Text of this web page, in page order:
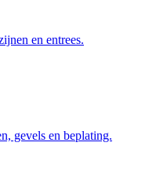
en entrees.
gevels en beplating.